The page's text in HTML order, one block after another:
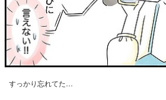
すっかり忘れてた…